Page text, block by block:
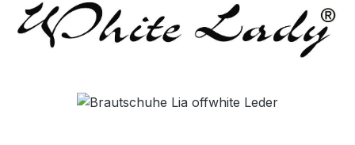
Bildergalerie überspringen